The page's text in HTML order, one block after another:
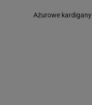
Ażurowe kardigany